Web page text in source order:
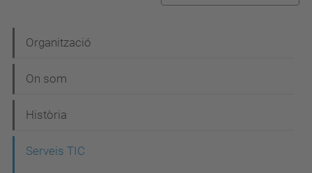
a
v
g
Organització
On som
Història
Serveis TIC